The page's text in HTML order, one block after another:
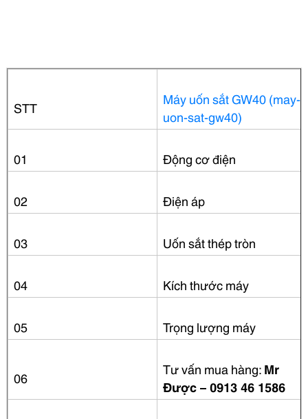
STT
Máy uốn sắt GW40 (may-
uon-sat-gw40)
01 Động cơ điện
02 Điện áp
03 Uốn sắt thép tròn
04 Kích thước máy
05 Trọng lượng máy
06 Tư vấn mua hàng:Mr
Được – 0913 46 1586